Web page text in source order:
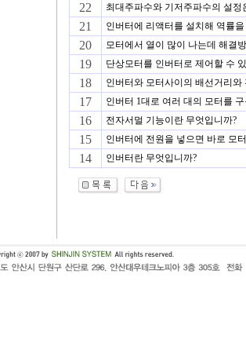
22 최대주파수와 기저주파수의 설정
21 인버터에 리액터를 설치해 역률
20 모터에서 열이 많이 나는데 해결
19 단상모터를 인버터로 제어할 수
18 인버터와 모터사이의 배선거리와
17 인버터 1대로 여러 대의 모터를
16 전자서멀 기능이란 무엇입니까?
15 인버터에 전원을 넣으면 바로 모
14 인버터란 무엇입니까?